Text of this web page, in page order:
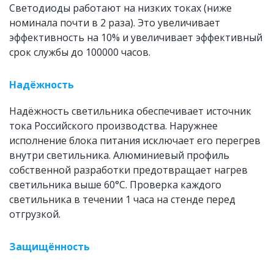
Светодиоды работают на низких токах (ниже
номинала почти в 2 раза). Это увеличивает
эффективность на 10% и увеличивает эффективный
срок службы до 100000 часов.
Надёжность
Надёжность светильника обеспечивает источник
тока Российского производства. Наружнее
исполнение блока питания исключает его перегрев
внутри светильника. Алюминиевый профиль
собственной разработки предотвращает нагрев
светильника выше 60°C. Проверка каждого
светильника в течении 1 часа на стенде перед
отгрузкой.
Защищённость